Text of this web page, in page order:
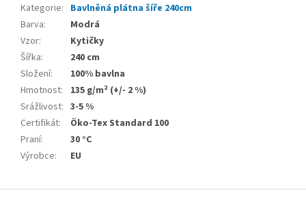
Kategorie: Bavlněná plátna šíře 240cm
Barva:
Modrá
Vzor:
Kytičky
Šířka:
240 cm
Složení:
100% bavlna
Hmotnost:
135 g/m² (+/- 2 %)
Srážlivost: 3-5 %
Certifikát:
Öko-Tex Standard 100
Praní:
30 °C
Výrobce: EU